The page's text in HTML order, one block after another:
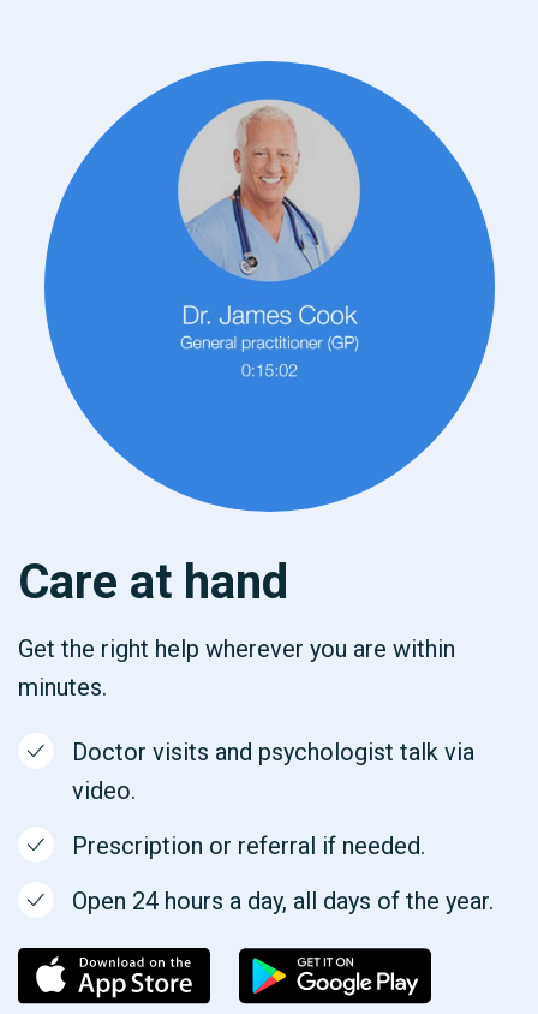
Care at hand
Get the right help wherever you are within
minutes.
Doctor visits and psychologist talk via
video.
Prescription or referral if needed.
Open 24 hours a day, all days of the year.